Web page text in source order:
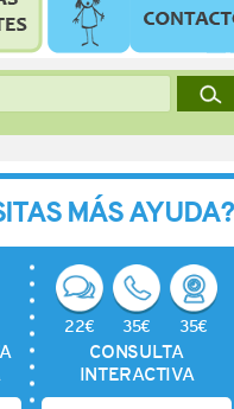
MÁS AYUDA?
22€ 35€ 35€
CONSULTA
INTERACTIVA